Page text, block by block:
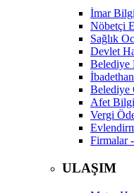
İmar
Nöbetçi
Sağlık
Devlet
Belediye
Belediye
Afet
Vergi
Firmalar
ULAŞIM